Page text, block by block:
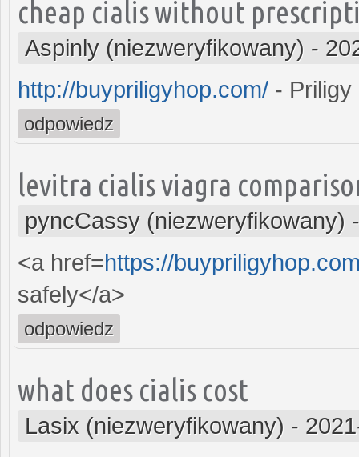
cheap cialis without
Aspinly (niezweryfikowany) -
http://buypriligyhop.com/ - Priligy
odpowiedz
levitra cialis viagra
pyncCassy (niezweryfikowany)
<a href=https://
safely</a>
odpowiedz
what does cialis cost
Lasix (niezweryfikowany) -